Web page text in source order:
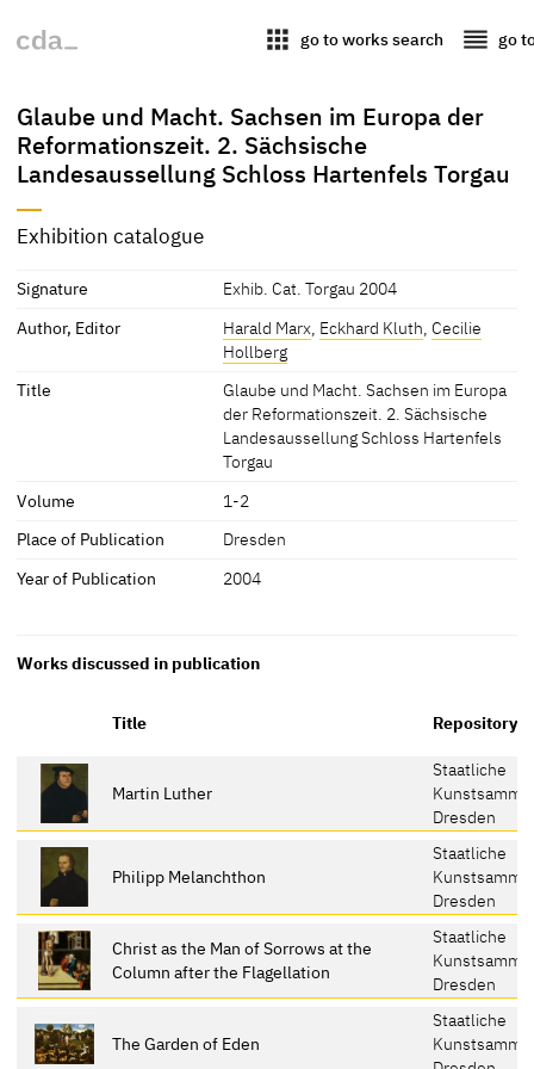
apps go to works search reorder go
Glaube und Macht. Sachsen im Europa der
Reformationszeit. 2. Sächsische
Landesaussellung Schloss Hartenfels Torgau
Exhibition catalogue
Signature
Exhib. Cat. Torgau 2004
Author, Editor
Harald Marx, Eckhard Kluth,Cecilie
Hollberg
Title
Glaube und Macht. Sachsen im Europa
der Reformationszeit. 2. Sächsische
Landesaussellung Schloss Hartenfels
Torgau
Volume
1-2
Place of Publication
Dresden
Year of Publication
2004
Works discussed in publication
Title Repository
Martin Luther
Staatliche
Dresden
Philipp Melanchthon
Staatliche
Dresden
Christ as the Man of Sorrows at the
Column after the Flagellation
Staatliche
Dresden
The Garden of Eden
Staatliche